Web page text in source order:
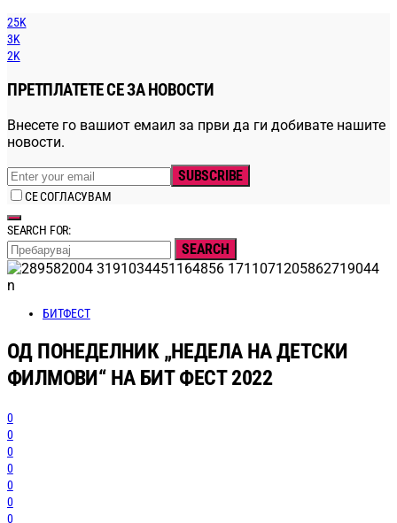
25K
3K
2K
ПРЕТПЛАТЕТЕ СЕ ЗА НОВОСТИ
Внесете го вашиот емаил за први да ги добивате нашите
новости.
SUBSCRIBE
СЕ СОГЛАСУВАМ
SEARCH FOR:
SEARCH
БИТФЕСТ
ОД ПОНЕДЕЛНИК „НЕДЕЛА НА ДЕТСКИ
ФИЛМОВИ“ НА БИТ ФЕСТ 2022
0
0
0
0
0
0
0